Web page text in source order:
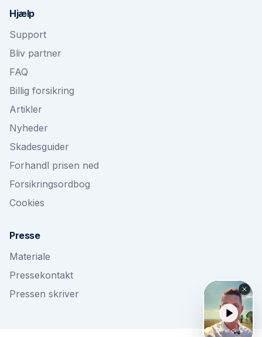
Hjælp
Support
Bliv partner
FAQ
Billig forsikring
Artikler
Nyheder
Skadesguider
Forhandl prisen ned
Forsikringsordbog
Cookies
Presse
Materiale
Pressekontakt
Pressen skriver